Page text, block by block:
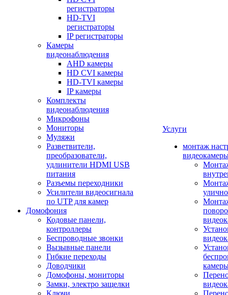
регистраторы
HD-TVI
регистраторы
IP регистраторы
Камеры
видеонаблюдения
AHD камеры
HD CVI камеры
HD-TVI камеры
IP камеры
Комплекты
видеонаблюдения
Микрофоны
Мониторы
Муляжи
Разветвители,
преобразователи,
удлинители HDMI USB
питания
Разъемы переходники
Усилители видеосигнала
по UTP для камер
Домофония
Кодовые панели,
контроллеры
Беспроводные звонки
Вызывные панели
Гибкие переходы
Доводчики
Домофоны, мониторы
Замки, электро защелки
Ключи
Услуги
монтаж